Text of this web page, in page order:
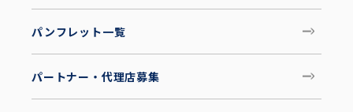
パンフレット一覧
パートナー・代理店募集